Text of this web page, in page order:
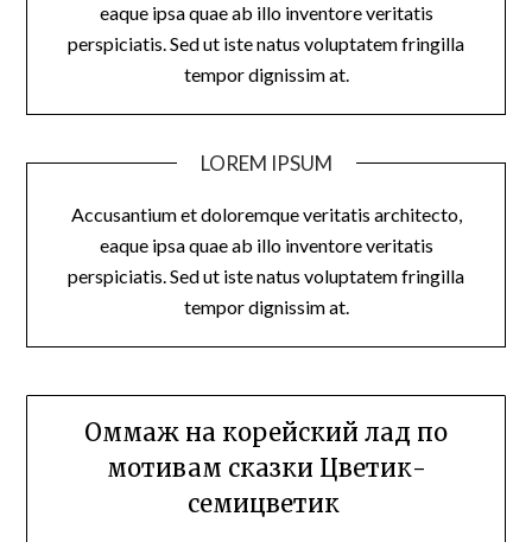
eaque ipsa quae ab illo inventore veritatis
perspiciatis. Sed ut iste natus voluptatem fringilla
tempor dignissim at.
LOREM IPSUM
Accusantium et doloremque veritatis architecto,
eaque ipsa quae ab illo inventore veritatis
perspiciatis. Sed ut iste natus voluptatem fringilla
tempor dignissim at.
Оммаж на корейский лад по
мотивам сказки Цветик-
семицветик